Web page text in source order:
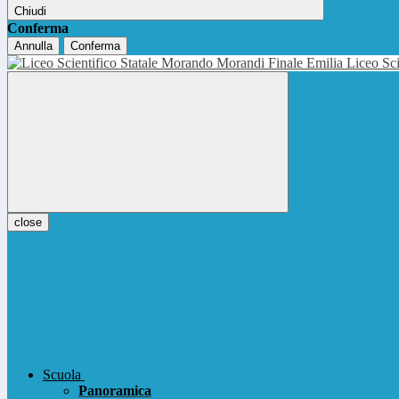
Chiudi
Conferma
Annulla Conferma
Liceo
close
Scuola
Panoramica